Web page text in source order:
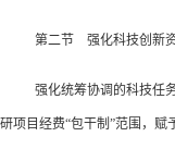
第二节 强化科技创新
强化统筹协调的科技任
研项目经费“包干制”范围，